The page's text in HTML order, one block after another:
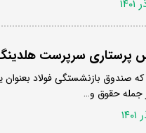
پرستاری سرپرست
صندوق بازنشستگی فولاد بعنوان
جمله حقوق و…